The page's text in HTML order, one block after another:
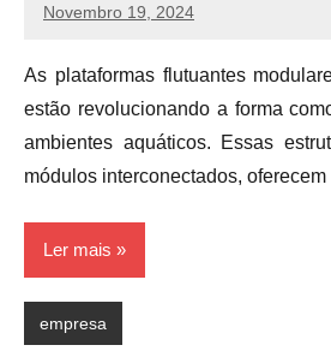
Novembro 19, 2024
As plataformas flutuantes
estão revolucionando a forma
ambientes aquáticos. Essas
módulos interconectados,
Ler mais
empresa